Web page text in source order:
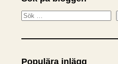
S
k
Populära inlägg